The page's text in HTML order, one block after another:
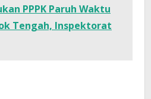
PPPK Paruh Waktu
Tengah, Inspektorat